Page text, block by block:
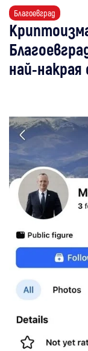
Благоевград
най-накрая